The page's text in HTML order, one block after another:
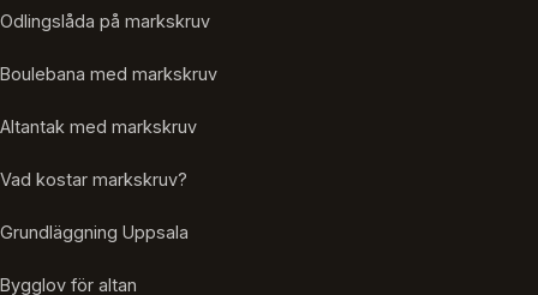
Odlingslåda på markskruv
Boulebana med markskruv
Altantak med markskruv
Vad kostar markskruv?
Grundläggning Uppsala
Bygglov för altan